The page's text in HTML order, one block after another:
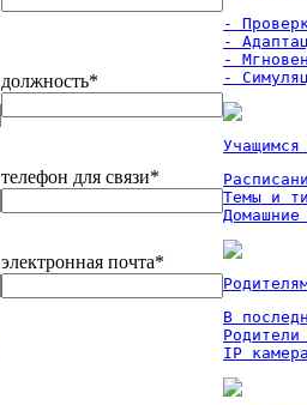
должность*
телефон для связи*
электронная почта*
-
-
-
-
Темы и
Домашние
В
IP